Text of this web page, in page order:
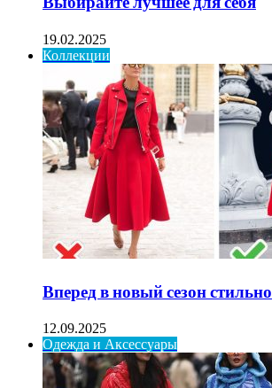
19.02.2025
Коллекции
Вперед в новый сезон стильно
12.09.2025
Одежда и Аксессуары